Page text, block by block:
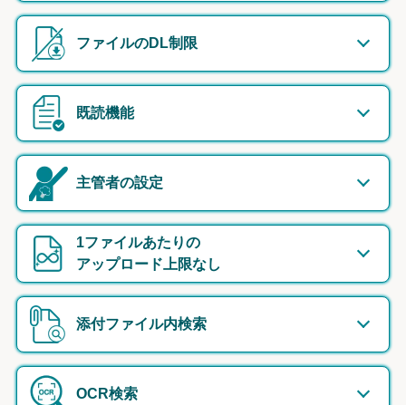
ファイルのDL制限
既読機能
主管者の設定
1ファイルあたりの
アップロード上限なし
添付ファイル内検索
OCR検索